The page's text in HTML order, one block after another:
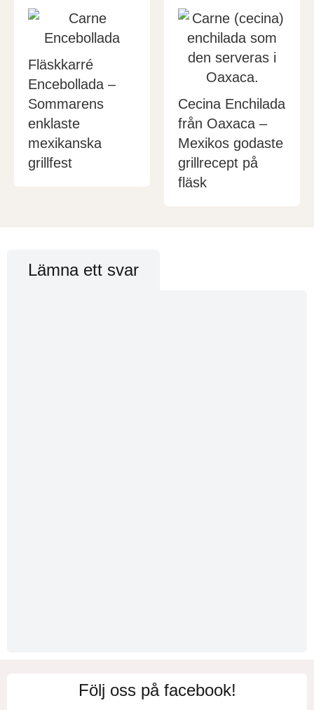
Fläskkarré
Encebollada –
Sommarens
enklaste
mexikanska
grillfest
Cecina Enchilada
från Oaxaca –
Mexikos godaste
grillrecept på
fläsk
Lämna ett svar
Följ oss på facebook!